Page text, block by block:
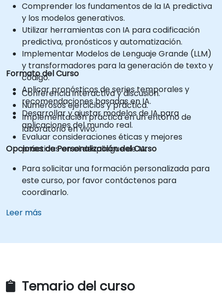
Comprender los fundamentos de la IA predictiva
y los modelos generativos.
Utilizar herramientas con IA para codificación
predictiva, pronósticos y automatización.
Implementar Modelos de Lenguaje Grande (LLM)
y transformadores para la generación de texto y
código.
Aplicar pronósticos de series temporales y
recomendaciones basadas en IA.
Desarrollar y ajustar modelos de IA para
aplicaciones del mundo real.
Evaluar consideraciones éticas y mejores
prácticas en el despliegue de IA.
Formato del Curso
Conferencia interactiva y discusión.
Numerosos ejercicios y práctica.
Implementación práctica en un entorno de
laboratorio en vivo.
Opciones de Personalización del Curso
Para solicitar una formación personalizada para
este curso, por favor contáctenos para
coordinarlo.
Leer más
Temario del curso